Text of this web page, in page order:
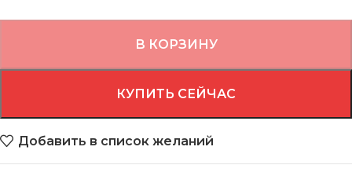
В КОРЗИНУ
КУПИТЬ СЕЙЧАС
Добавить в список желаний